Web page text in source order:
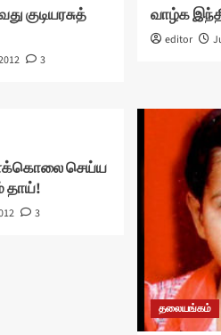
குடியரசுத்
3
வாழ்க
editor
செய்ய
தாய்!
3
தலையங்கம்